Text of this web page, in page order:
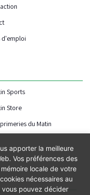
d'emploi
Sports
Store
du Matin
apporter la meilleure
Vos préférences des
locale de votre
nécessaires au
vous pouvez décider